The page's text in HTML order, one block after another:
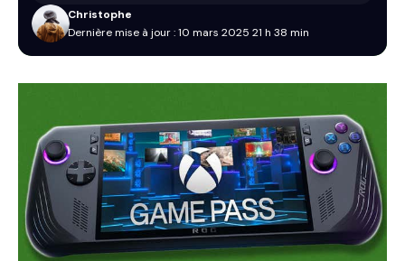
Dernière mise à jour : 10 mars 2025 21 h 38 min
Christophe